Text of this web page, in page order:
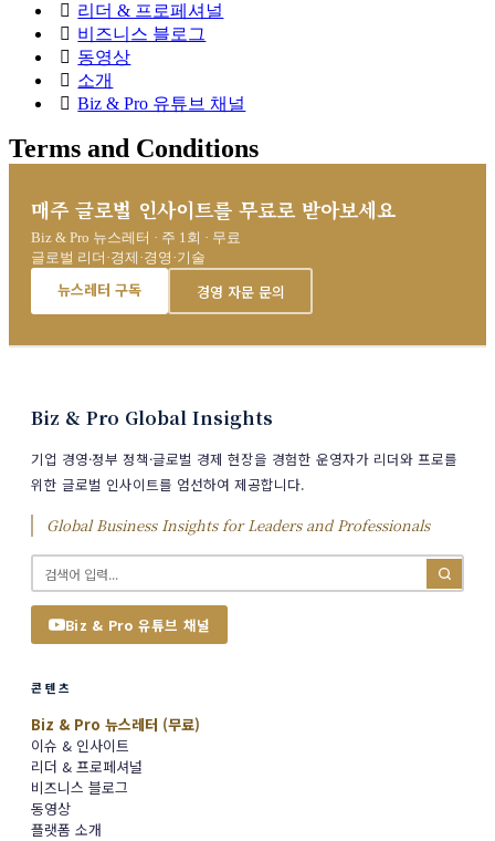
리더 & 프로페셔널
비즈니스 블로그
동영상
소개
Biz & Pro 유튜브 채널
Terms and Conditions
매주 글로벌 인사이트를 무료로 받아보세요
Biz & Pro 뉴스레터 · 주 1회 · 무료
글로벌 리더·경제·경영·기술
뉴스레터 구독 경영 자문 문의
Biz & Pro Global Insights
기업 경영·정부 정책·글로벌 경제 현장을 경험한 운영자가 리더와 프로를
위한 글로벌 인사이트를 엄선하여 제공합니다.
Global Business Insights for Leaders and Professionals
Biz & Pro 유튜브 채널
콘텐츠
Biz & Pro 뉴스레터 (무료)
이슈 & 인사이트
리더 & 프로페셔널
비즈니스 블로그
동영상
플랫폼 소개